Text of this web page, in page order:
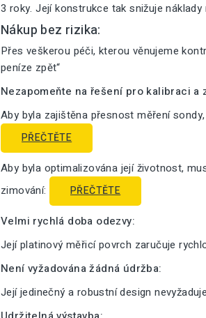
3 roky. Její konstrukce tak snižuje
Nákup bez rizika:
Přes veškerou péči, kterou věnujeme
peníze zpět“
Nezapomeňte na řešení pro kalibraci a
Aby byla zajištěna přesnost měření
PŘEČTĚTE
Aby byla optimalizována její životnost,
zimování:
PŘEČTĚTE
Velmi rychlá doba odezvy:
Její platinový měřicí povrch zaručuje
Není vyžadována žádná údržba:
Její jedinečný a robustní design